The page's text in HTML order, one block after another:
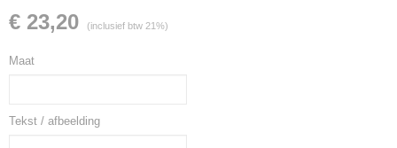
€ 23,20 (inclusief btw 21%)
Maat
Tekst / afbeelding